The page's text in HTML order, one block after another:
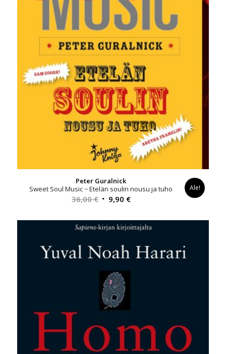
Peter Guralnick
Sweet Soul Music − Etelän soulin nousu ja tuho
36,00€ Alkuperäinen
oli:
9,90 €Nykyinen
on:
Ale!